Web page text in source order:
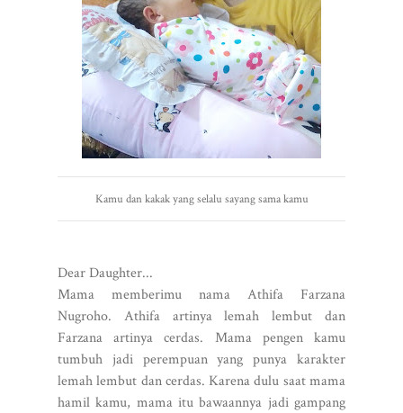
Kamu dan kakak yang selalu sayang sama kamu
Dear Daughter...
Mama memberimu nama Athifa Farzana
Nugroho. Athifa artinya lemah lembut dan
Farzana artinya cerdas. Mama pengen kamu
tumbuh jadi perempuan yang punya karakter
lemah lembut dan cerdas. Karena dulu saat mama
hamil kamu, mama itu bawaannya jadi gampang